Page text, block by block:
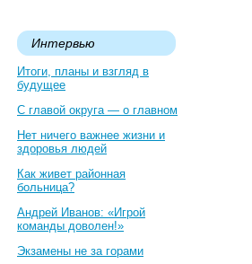
Интервью
Итоги, планы и взгляд в
будущее
С главой округа — о главном
Нет ничего важнее жизни и
здоровья людей
Как живет районная
больница?
Андрей Иванов: «Игрой
команды доволен!»
Экзамены не за горами